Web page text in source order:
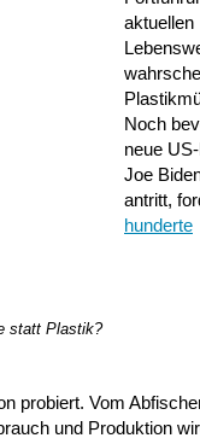
statt Plastik?
aktuellen
Noch
neue
Joe
antritt,
hunderte
probiert. Vom
und Produktion